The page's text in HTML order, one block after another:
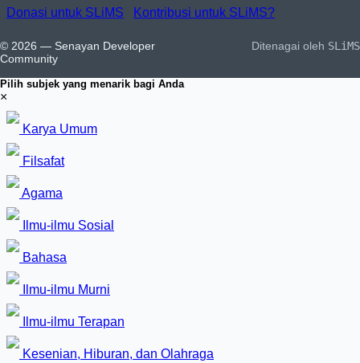
Donasi untuk SLiMS
Kontribusi untuk SLiMS?
© 2026 — Senayan Developer
Community
Ditenagai oleh SLiMS
Pilih subjek yang menarik bagi Anda
×
Karya Umum
Filsafat
Agama
Ilmu-ilmu Sosial
Bahasa
Ilmu-ilmu Murni
Ilmu-ilmu Terapan
Kesenian, Hiburan, dan Olahraga